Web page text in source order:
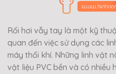
Rối hơi vẫy tay là một kỹ
quan đến việc sử dụng các
máy thổi khí. Những linh vật
vật liệu PVC bền và có nhiều